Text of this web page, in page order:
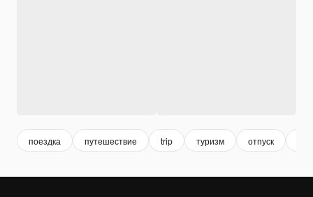
поездка путешествие trip туризм отпуск